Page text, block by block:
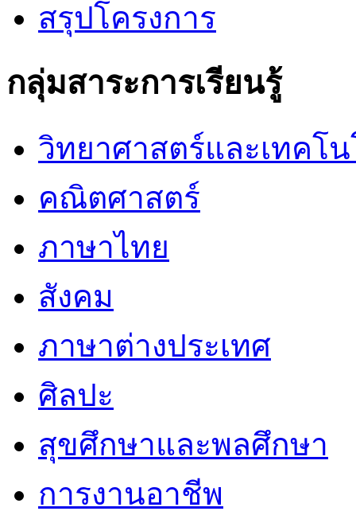
สรุปโครงการ
กลุ่มสาระการเรียนรู้
วิทยาศาสตร์และเทคโ
คณิตศาสตร์
ภาษาไทย
สังคม
ภาษาต่างประเทศ
ศิลปะ
สุขศึกษาและพลศึกษา
การงานอาชีพ